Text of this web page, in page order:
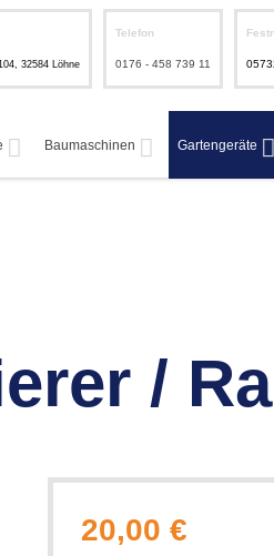
32584 Löhne
Telefon
0176 - 458 739 11
Baumaschinen Gartengeräte
/
20,00 €